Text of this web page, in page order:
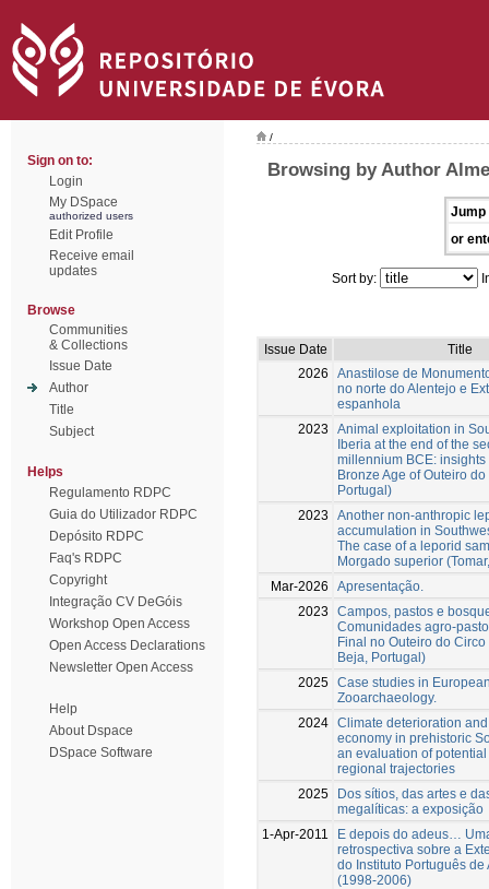
Sign on to:
Login
My DSpace
authorized users
Edit Profile
Receive email
updates
Browse
Communities
& Collections
Issue Date
Author
Title
Subject
Helps
Regulamento RDPC
Guia do Utilizador RDPC
Depósito RDPC
Faq's RDPC
Copyright
Integração CV DeGóis
Workshop Open Access
Open Access Declarations
Newsletter Open Access
Help
About Dspace
DSpace Software
/
Browsing by Author
Jump
or
Sort by:
Issue Date
Title
2026
Anastilose de
no norte do Alentejo e
espanhola
2023
Animal exploitation in
Iberia at the end of the
millennium BCE: insights
Bronze Age of Outeiro
Portugal)
2023
Another non-anthropic
accumulation in
The case of a leporid
Morgado superior
Mar-2026
Apresentação.
2023
Campos, pastos e
Comunidades agro-
Final no Outeiro do
Beja, Portugal)
2025 Case studies in
Zooarchaeology.
2024 Climate deterioration
economy in prehistoric
an evaluation of
regional trajectories
2025
Dos sítios, das artes e
megalíticas: a exposição
1-Apr-2011
E depois do adeus…
retrospectiva sobre a
do Instituto Português
(1998-2006)